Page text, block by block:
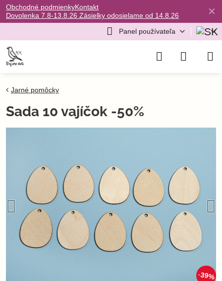
✕
Obchodné podmienkyKontakt
Dovolenka 7.8-13.8.26 Zásielky odosielame od 14.8.26
Panel používateľa
39%
Jarné pomôcky
Sada 10 vajíčok -50%